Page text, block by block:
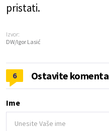
pristati.
Izvor:
DW/Igor Lasić
6 Ostavite
Ime